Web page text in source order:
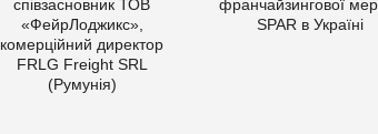
співзасновник ТОВ
«ФейрЛоджикс»,
комерційний директор
FRLG Freight SRL
(Румунія)
франчайзингової
SPAR в Україні